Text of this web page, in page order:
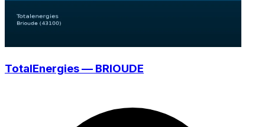
TotalEnergies — BRIOUDE